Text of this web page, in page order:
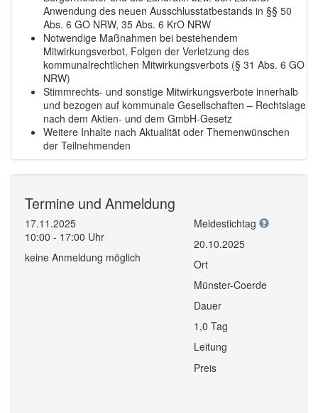
Anwendung des neuen Ausschlusstatbestands in §§ 50
Abs. 6 GO NRW, 35 Abs. 6 KrO NRW
Notwendige Maßnahmen bei bestehendem
Mitwirkungsverbot, Folgen der Verletzung des
kommunalrechtlichen Mitwirkungsverbots (§ 31 Abs. 6 GO
NRW)
Stimmrechts- und sonstige Mitwirkungsverbote innerhalb
und bezogen auf kommunale Gesellschaften – Rechtslage
nach dem Aktien- und dem GmbH-Gesetz
Weitere Inhalte nach Aktualität oder Themenwünschen
der Teilnehmenden
Termine und Anmeldung
17.11.2025
10:00 - 17:00 Uhr
keine Anmeldung möglich
Meldestichtag
20.10.2025
Ort
Münster-Coerde
Dauer
1,0 Tag
Leitung
Preis